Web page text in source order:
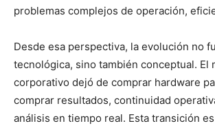
problemas complejos de operación,
Desde esa perspectiva, la evolución no
tecnológica, sino también conceptual. El
corporativo dejó de comprar hardware
comprar resultados, continuidad
análisis en tiempo real. Esta transición